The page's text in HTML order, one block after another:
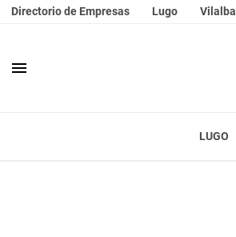
Directorio de Empresas Lugo Vilalba
menu
LUGO